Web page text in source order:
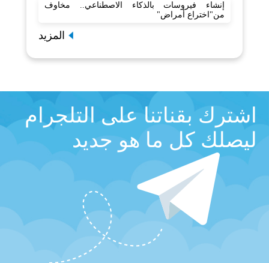
إنشاء فيروسات بالذكاء الاصطناعي.. مخاوف
من"اختراع أمراض"
المزيد
اشترك بقناتنا على التلجرام
ليصلك كل ما هو جديد